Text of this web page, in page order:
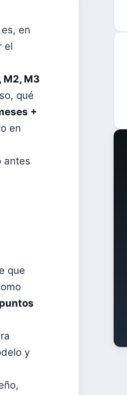
es, en
el
M2, M3
qué
+
en
antes
que
y